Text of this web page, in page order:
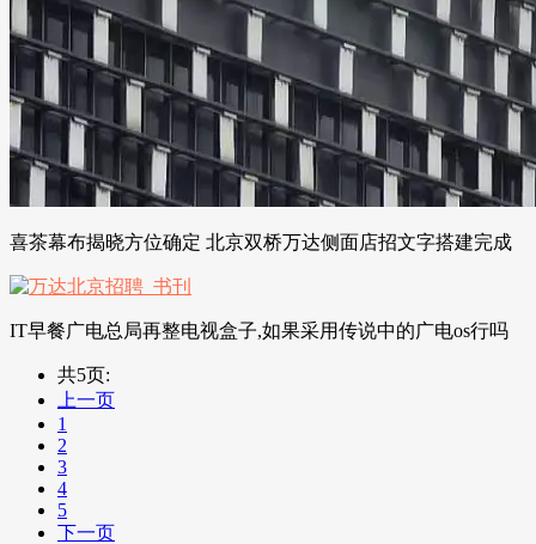
喜茶幕布揭晓方位确定 北京双桥万达侧面店招文字搭建完成
IT早餐广电总局再整电视盒子,如果采用传说中的广电os行吗
共5页:
上一页
1
2
3
4
5
下一页